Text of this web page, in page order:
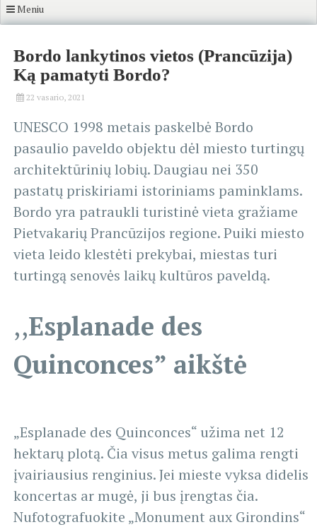
Meniu
Bordo lankytinos vietos (Prancūzija)
Ką pamatyti Bordo?
22 vasario, 2021
UNESCO 1998 metais paskelbė Bordo
pasaulio paveldo objektu dėl miesto turtingų
architektūrinių lobių. Daugiau nei 350
pastatų priskiriami istoriniams paminklams.
Bordo yra patraukli turistinė vieta gražiame
Pietvakarių Prancūzijos regione. Puiki miesto
vieta leido klestėti prekybai, miestas turi
turtingą senovės laikų kultūros paveldą.
,,Esplanade des
Quinconces” aikštė
„Esplanade des Quinconces“ užima net 12
hektarų plotą. Čia visus metus galima rengti
įvairiausius renginius. Jei mieste vyksa didelis
koncertas ar mugė, ji bus įrengtas čia.
Nufotografuokite „Monument aux Girondins“